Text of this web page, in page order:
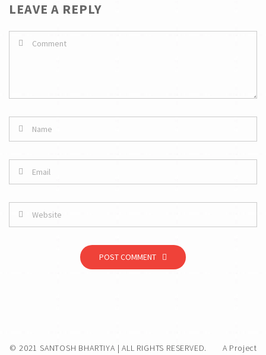
LEAVE A REPLY
POST COMMENT
© 2021 SANTOSH BHARTIYA | ALL RIGHTS RESERVED. A Project